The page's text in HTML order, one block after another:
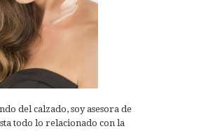
del calzado, soy asesora de
todo lo relacionado con la